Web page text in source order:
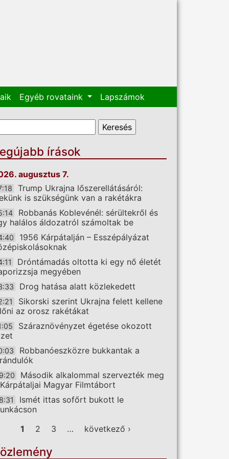
Egyéb rovataink Lapszámok
űrlap
írások
augusztus 7.
Trump Ukrajna lőszerellátásáról:
is szükségünk van a rakétákra
Robbanás Koblevénél: sérültekről és
halálos áldozatról számoltak be
1956 Kárpátalján – Esszépályázat
Dróntámadás oltotta ki egy nő életét
megyében
Drog hatása alatt közlekedett
Sikorski szerint Ukrajna felett kellene
az orosz rakétákat
Száraznövényzet égetése okozott
Robbanóeszközre bukkantak a
Második alkalommal szervezték meg
Magyar Filmtábort
Ismét ittas sofőrt bukott le
Oldalak
1 2 3 … következő ›